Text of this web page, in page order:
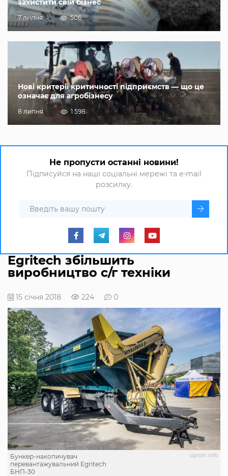
захистити свій бізнес
7 липня 506
Нові критерії критичності підприємств — що це
означає для агробізнесу
8 липня 1 598
Не пропусти останні новини!
Підписуйся на наші соціальні мережі та e-mail
розсилку.
Egritech збільшить
виробництво с/г техніки
15 січня 2018 224 0
uprom.info
Бункер-накопичувач
перевантажувальний Egritech
БНП-30